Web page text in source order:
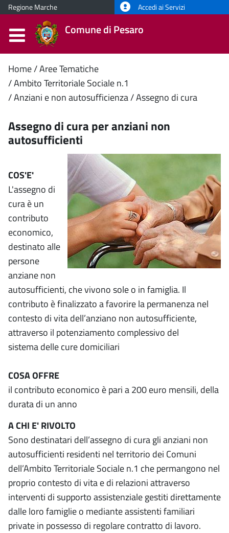
Regione Marche Accedi ai Servizi
Comune di Pesaro
Contenuto
principale
Home Aree Tematiche
Ambito Territoriale Sociale n.1
Anziani e non autosufficienza Assegno di cura
Assegno di cura per anziani non
autosufficienti
COS'E'
L'assegno di
cura è un
contributo
economico,
destinato alle
persone
anziane non
autosufficienti, che vivono sole o in famiglia. Il
contributo è finalizzato a favorire la permanenza nel
contesto di vita dell’anziano non autosufficiente,
attraverso il potenziamento complessivo del
sistema delle cure domiciliari
COSA OFFRE
il contributo economico è pari a 200 euro mensili, della
durata di un anno
A CHI E' RIVOLTO
Sono destinatari dell’assegno di cura gli anziani non
autosufficienti residenti nel territorio dei Comuni
dell’Ambito Territoriale Sociale n.1 che permangono nel
proprio contesto di vita e di relazioni attraverso
interventi di supporto assistenziale gestiti direttamente
dalle loro famiglie o mediante assistenti familiari
private in possesso di regolare contratto di lavoro.